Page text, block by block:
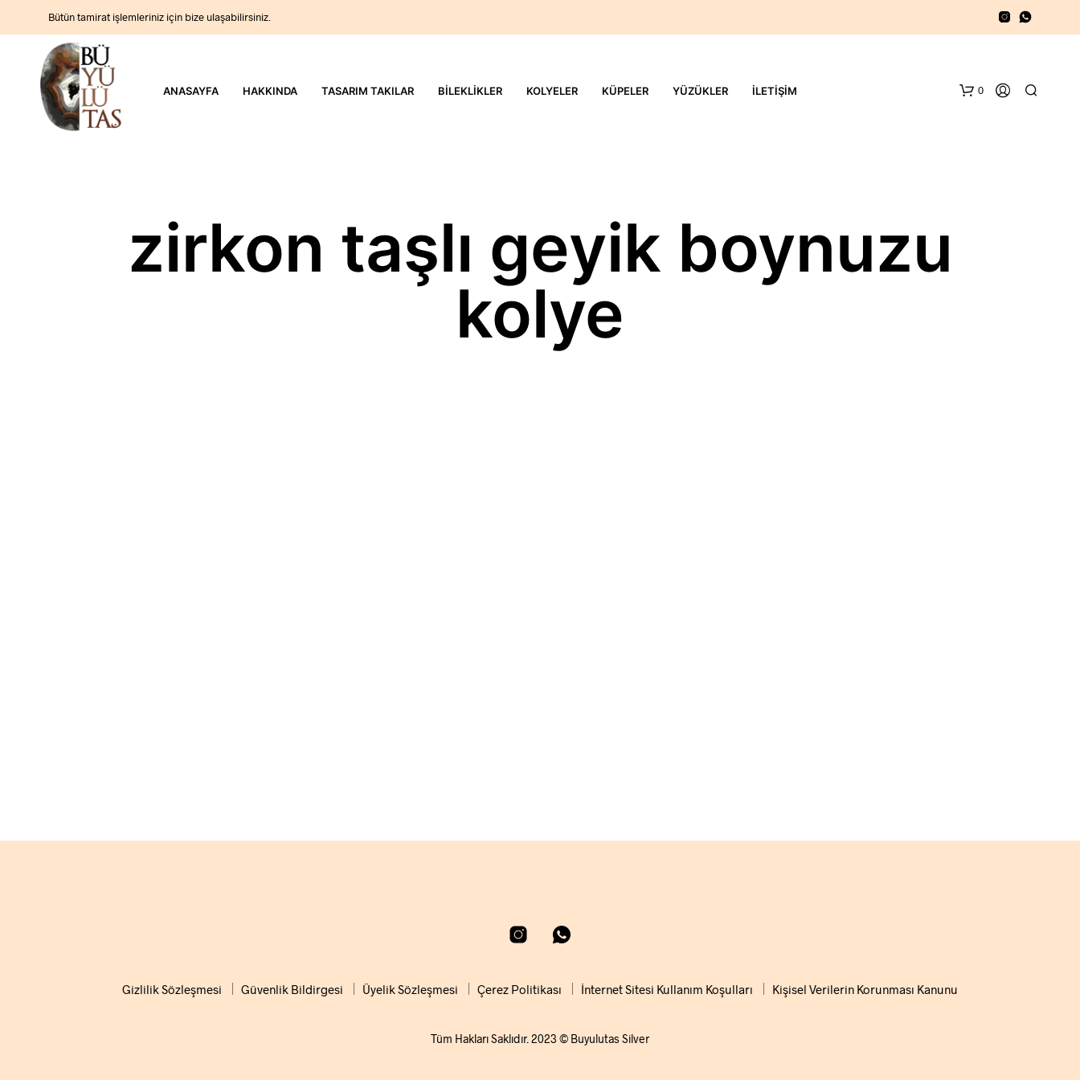
Bütün tamirat işlemleriniz için bize ulaşabilirsiniz.
ANASAYFA HAKKINDA TASARIM TAKILAR BILEKLIKLER KOLYELER KÜPELER YÜZÜKLER İLETIŞIM 0
zirkon taşlı geyik boynuzu
kolye
Gizlilik Sözleşmesi Güvenlik Bildirgesi Üyelik Sözleşmesi Çerez Politikası İnternet Sitesi Kullanım Koşulları Kişisel Verilerin Korunması Kanunu
Tüm Hakları Saklıdır. 2023 © Buyulutas Silver